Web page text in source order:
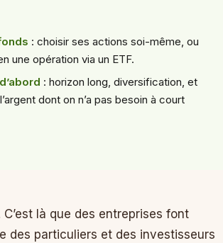
: choisir ses actions soi-même, ou
une opération via un ETF.
: horizon long, diversification, et
dont on n’a pas besoin à court
là que des entreprises font
des particuliers et des investisseurs